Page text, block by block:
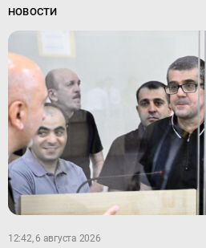
НОВОСТИ
12:42, 6 августа 2026